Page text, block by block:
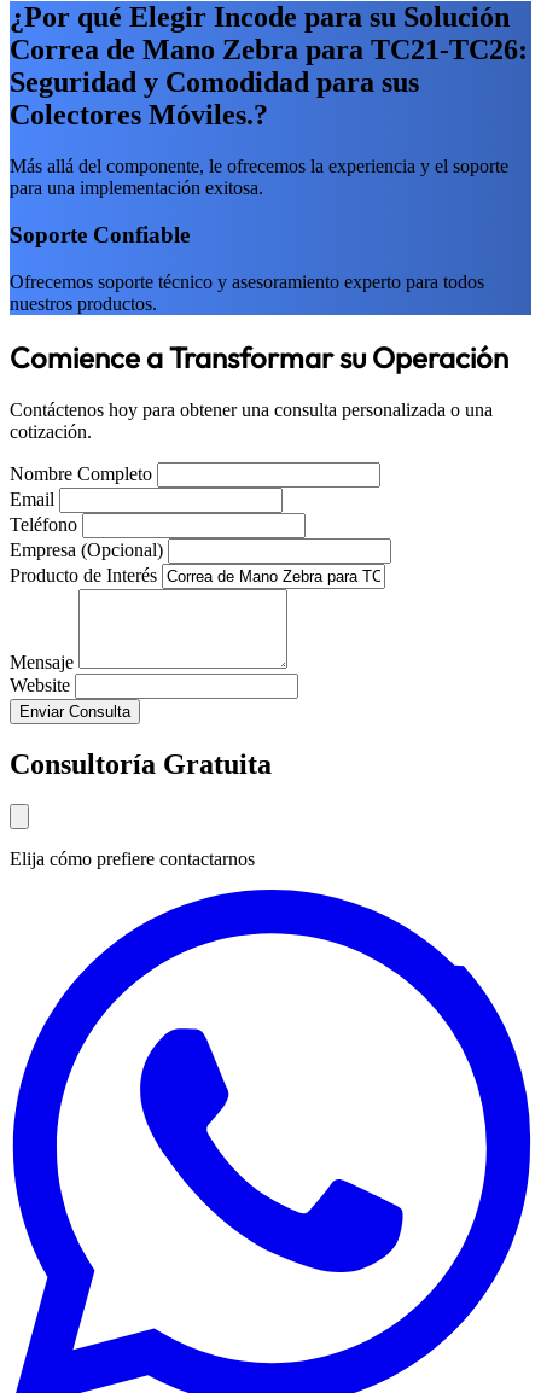
¿Por qué Elegir Incode para su Solución
Correa de Mano Zebra para TC21-TC26:
Seguridad y Comodidad para sus
Colectores Móviles.?
Más allá del componente, le ofrecemos la experiencia y el soporte
para una implementación exitosa.
Soporte Confiable
Ofrecemos soporte técnico y asesoramiento experto para todos
nuestros productos.
Comience a Transformar su Operación
Contáctenos hoy para obtener una consulta personalizada o una
cotización.
Nombre Completo
Email
Teléfono
Empresa (Opcional)
Producto de Interés
Mensaje
Website
Enviar Consulta
Consultoría Gratuita
Elija cómo prefiere contactarnos